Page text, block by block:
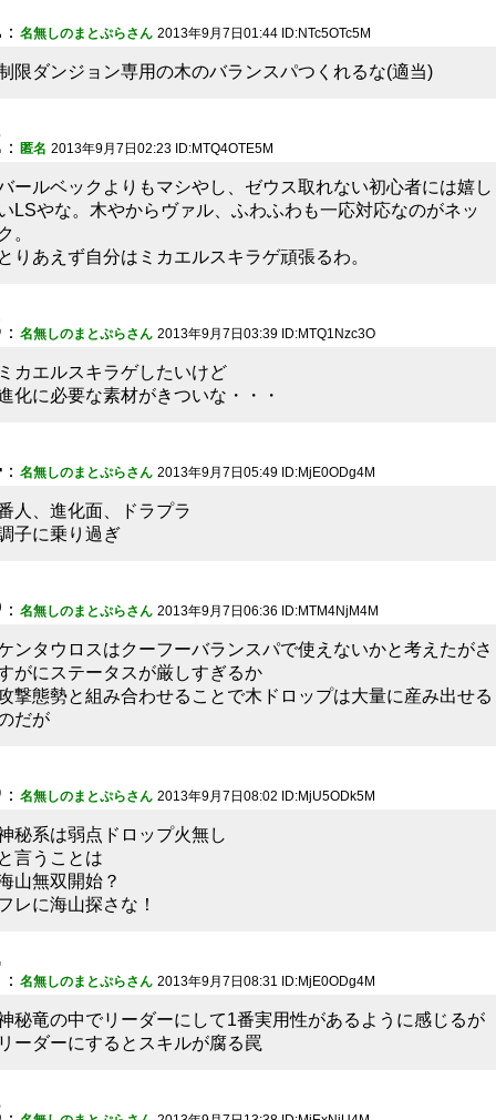
： 名無しのまとぷらさん 2013年9月7日01:44 ID:NTc5OTc5M
限ダンジョン専用の木のバランスパつくれるな(適当)
： 匿名 2013年9月7日02:23 ID:MTQ4OTE5M
ールベックよりもマシやし、ゼウス取れない初心者には嬉し
LSやな。木やからヴァル、ふわふわも一応対応なのがネッ
。
りあえず自分はミカエルスキラゲ頑張るわ。
： 名無しのまとぷらさん 2013年9月7日03:39 ID:MTQ1Nzc3O
カエルスキラゲしたいけど
化に必要な素材がきついな・・・
： 名無しのまとぷらさん 2013年9月7日05:49 ID:MjE0ODg4M
人、進化面、ドラプラ
子に乗り過ぎ
： 名無しのまとぷらさん 2013年9月7日06:36 ID:MTM4NjM4M
ンタウロスはクーフーバランスパで使えないかと考えたがさ
がにステータスが厳しすぎるか
撃態勢と組み合わせることで木ドロップは大量に産み出せる
だが
： 名無しのまとぷらさん 2013年9月7日08:02 ID:MjU5ODk5M
秘系は弱点ドロップ火無し
言うことは
山無双開始？
レに海山探さな！
： 名無しのまとぷらさん 2013年9月7日08:31 ID:MjE0ODg4M
秘竜の中でリーダーにして1番実用性があるように感じるが
ーダーにするとスキルが腐る罠